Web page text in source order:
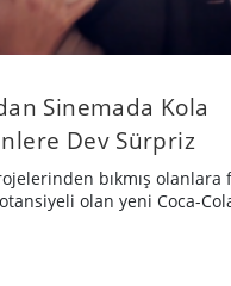
Sinemada Kola
Dev Sürpriz
bıkmış olanlara
olan yeni Coca-